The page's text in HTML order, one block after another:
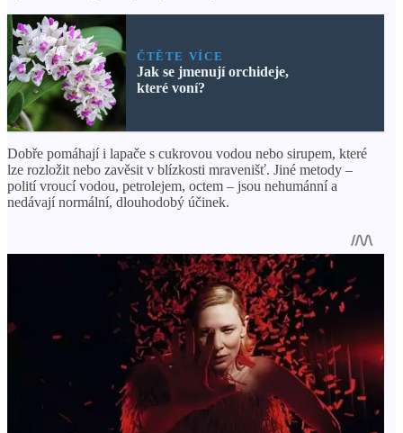
ČTĚTE VÍCE
Jak se jmenují orchideje,
které voní?
Dobře pomáhají i lapače s cukrovou vodou nebo sirupem, které
lze rozložit nebo zavěsit v blízkosti mravenišť. Jiné metody –
polití vroucí vodou, petrolejem, octem – jsou nehumánní a
nedávají normální, dlouhodobý účinek.